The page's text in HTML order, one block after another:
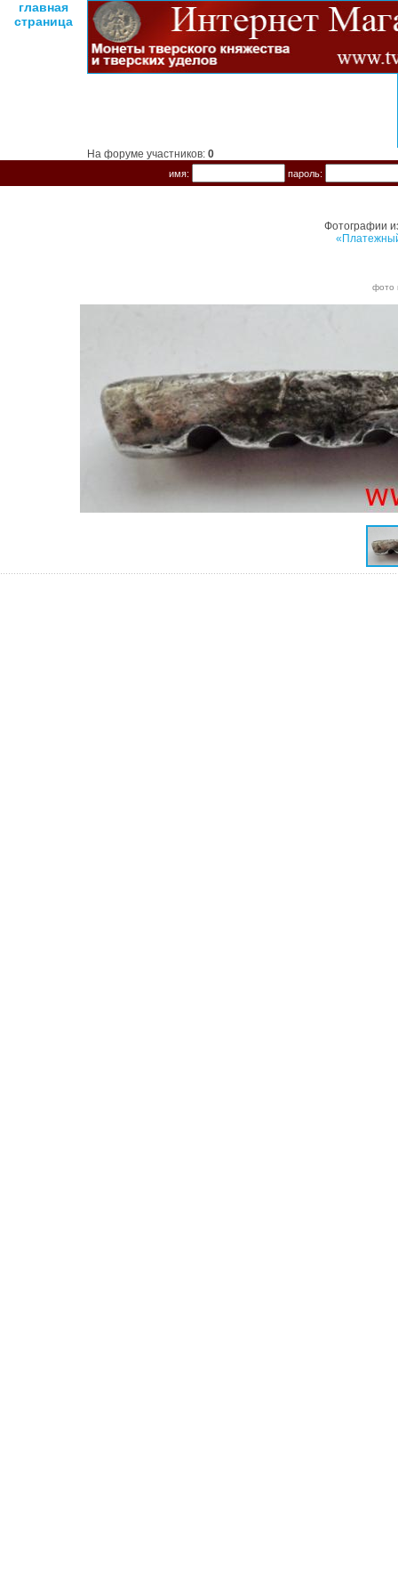
главная
страница
На форуме участников: 0
имя: пароль:
Фотографии
«Платежный
фото